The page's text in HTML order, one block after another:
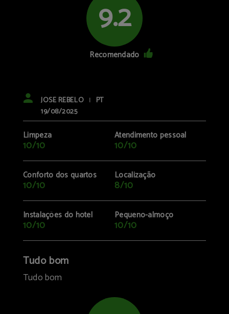
9.2
Recomendado
JOSE REBELO |
PT
19/08/2025
Limpeza
10/10
Atendimento pessoal
10/10
Conforto dos quartos
10/10
Localização
8/10
Instalações do hotel
10/10
Pequeno-almoço
10/10
Tudo bom
Tudo bom